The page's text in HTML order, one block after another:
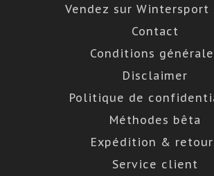
Vendez sur Wintersport
Contact
Conditions
Disclaimer
Politique de
Méthodes bêta
Expédition &
Service client